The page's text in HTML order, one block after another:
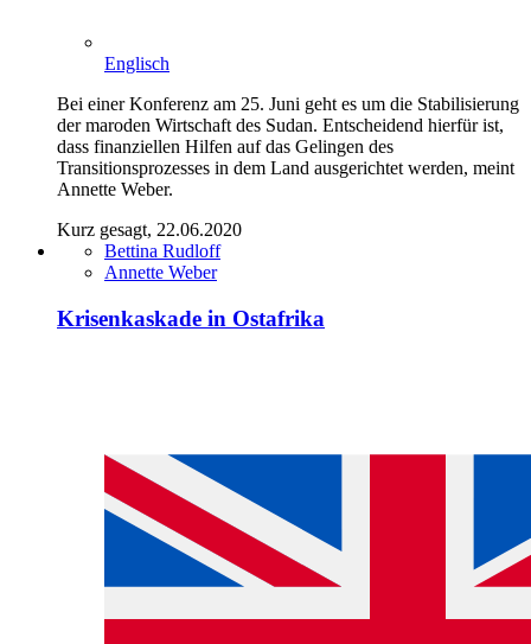
Englisch
Bei einer Konferenz am 25. Juni geht es um die Stabilisierung
der maroden Wirtschaft des Sudan. Entscheidend hierfür ist,
dass finanziellen Hilfen auf das Gelingen des
Transitionsprozesses in dem Land ausgerichtet werden, meint
Annette Weber.
Kurz gesagt, 22.06.2020
Bettina Rudloff
Annette Weber
Krisenkaskade in Ostafrika